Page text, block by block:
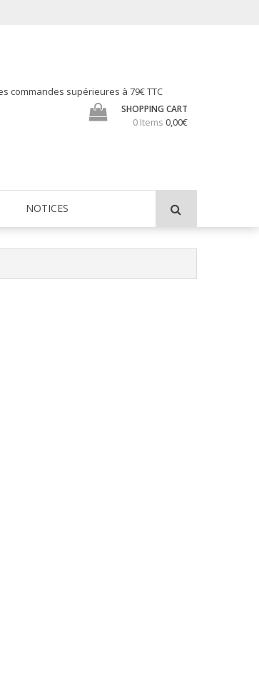
commandes supérieures à 79€ TTC
SHOPPING CART
0 Items 0,00€
NOTICES